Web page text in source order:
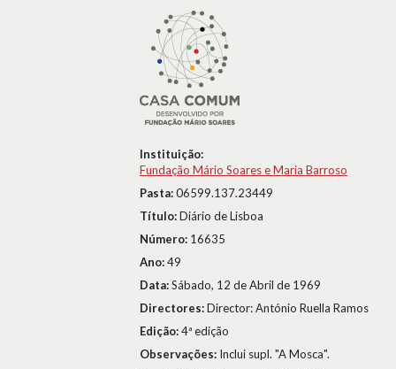
Instituição:
Fundação Mário Soares e Maria Barroso
Pasta:06599.137.23449
Título:Diário de Lisboa
Número: 16635
Ano:49
Data:Sábado, 12 de Abril de 1969
Directores:Director: António Ruella Ramos
Edição:4ª edição
Observações: Inclui supl. "A Mosca".